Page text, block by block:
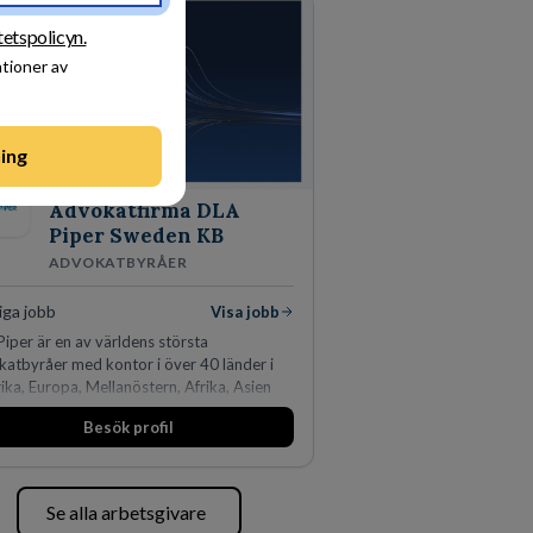
av
södra Sverige.
Advokatfirma DLA
Piper Sweden KB
ADVOKATBYRÅER
jobb
Visa jobb
är en av världens största
med kontor i över 40 länder i
Europa, Mellanöstern, Afrika, Asien
Vi är specialister inom
alla områden och vi har några
Århus, Oslo och Helsingfors kan vi
Piper erbjuda våra klienter en unik,
Besök profil
Se alla arbetsgivare